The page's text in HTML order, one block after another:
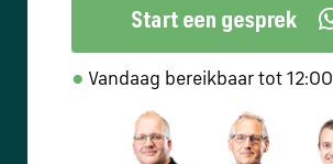
● Vandaag bereikbaar tot 12:00